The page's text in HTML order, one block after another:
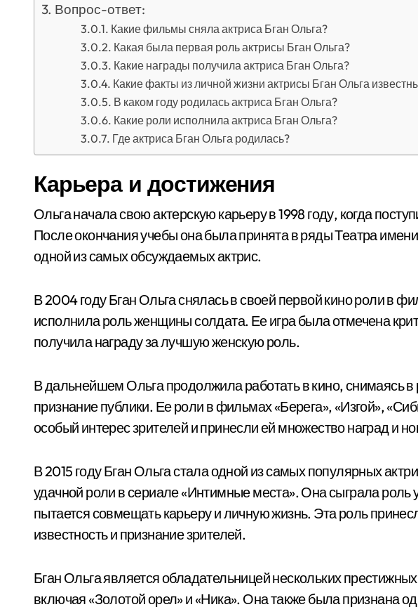
Вопрос-ответ:
Какие фильмы сняла актриса Бган Ольга?
Какая была первая роль актрисы Бган Ольга?
Какие награды получила актриса Бган Ольга?
Какие факты из личной жизни актрисы Бган Ольга
В каком году родилась актриса Бган Ольга?
Какие роли исполнила актриса Бган Ольга?
Где актриса Бган Ольга родилась?
Карьера и достижения
Ольга начала свою актерскую карьеру в 1998 году, когда
После окончания учебы она была принята в ряды Театра имени
одной из самых обсуждаемых актрис.
В 2004 году Бган Ольга снялась в своей первой кино роли в
исполнила роль женщины солдата. Ее игра была отмечена
получила награду за лучшую женскую роль.
В дальнейшем Ольга продолжила работать в кино, снимаясь
признание публики. Ее роли в фильмах «Берега», «Изгой»,
особый интерес зрителей и принесли ей множество наград и
В 2015 году Бган Ольга стала одной из самых популярных
удачной роли в сериале «Интимные места». Она сыграла роль
пытается совмещать карьеру и личную жизнь. Эта роль
известность и признание зрителей.
Бган Ольга является обладательницей нескольких
включая «Золотой орел» и «Ника». Она также была признана